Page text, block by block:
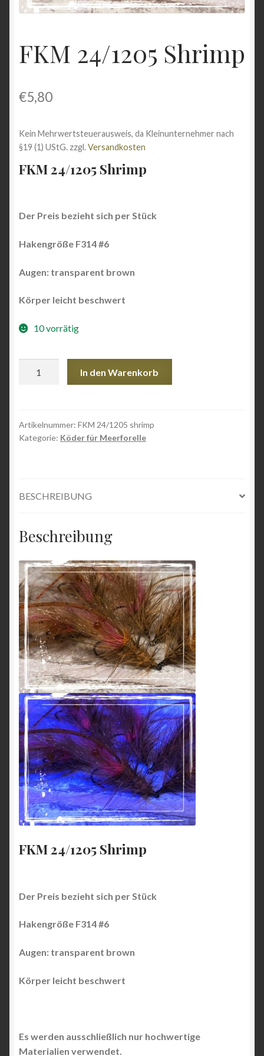
Shop
Warenkorb
Widerrufsbelehrung
Zahlungsarten
FKM 24/1205 Shrimp
€5,80
Kein Mehrwertsteuerausweis, da Kleinunternehmer nach
§19 (1) UStG. zzgl.Versandkosten
FKM 24/1205 Shrimp
Der Preis bezieht sich per Stück
Hakengröße F314 #6
Augen: transparent brown
Körper leicht beschwert
10 vorrätig
In den Warenkorb
Artikelnummer: FKM 24/1205 shrimp
Kategorie: Köder für Meerforelle
BESCHREIBUNG
Beschreibung
FKM 24/1205 Shrimp
Der Preis bezieht sich per Stück
Hakengröße F314 #6
Augen: transparent brown
Körper leicht beschwert
Es werden ausschließlich nur hochwertige
Materialien verwendet.